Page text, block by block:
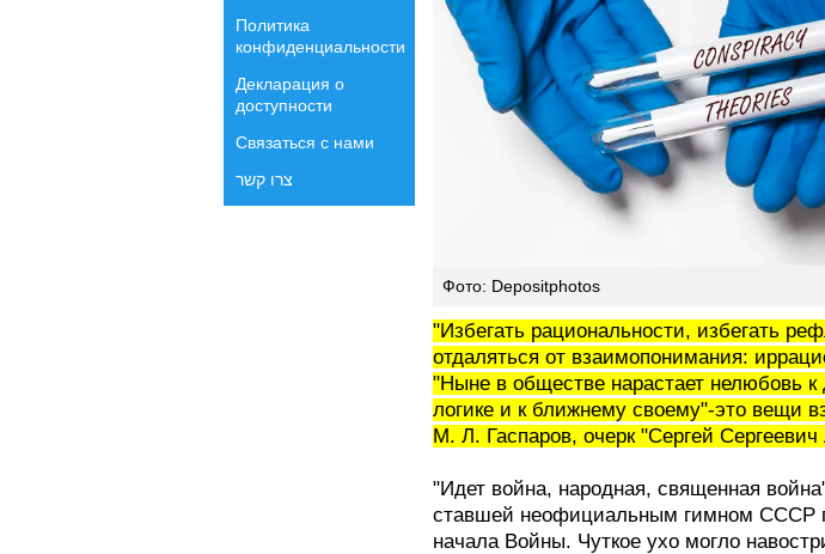
Политика
конфиденциальности
Декларация о
доступности
Связаться с нами
צרו קשר
Фото: Depositphotos
"Избегать рациональности, избегать
отдаляться от взаимопонимания:
"Ныне в обществе нарастает нелюбовь
логике и к ближнему своему"-это вещи
М. Л. Гаспаров, очерк "Сергей
"Идет война, народная, священная
ставшей неофициальным гимном СССР
начала Войны. Чуткое ухо могло